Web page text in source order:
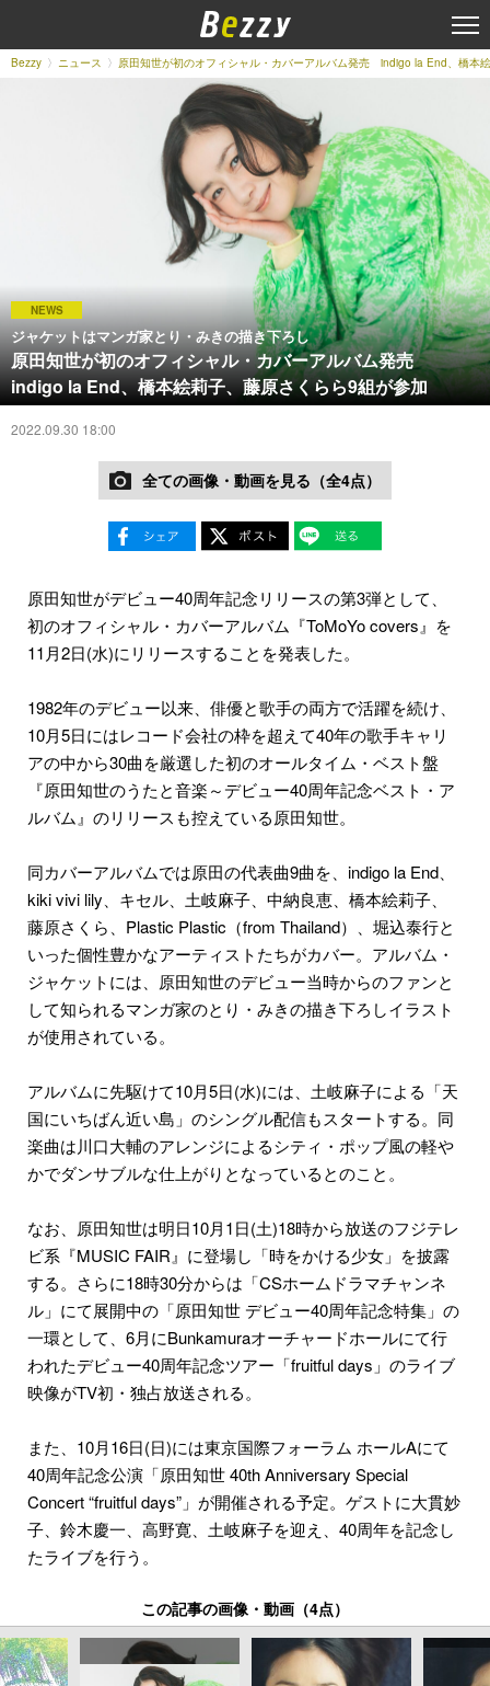
Bezzy ニュース 原田知世が初のオフィシャル・カバーアルバム発売 indigo la End、橋本
NEWS
ジャケットはマンガ家とり・みきの描き下ろし
原田知世が初のオフィシャル・カバーアルバム発売
indigo la End、橋本絵莉子、藤原さくらら9組が参加
2022.09.30 18:00
全ての画像・動画を見る（全4点）
原田知世がデビュー40周年記念リリースの第3弾として、
初のオフィシャル・カバーアルバム『ToMoYo covers』を
11月2日(水)にリリースすることを発表した。
1982年のデビュー以来、俳優と歌手の両方で活躍を続け、
10月5日にはレコード会社の枠を超えて40年の歌手キャリ
アの中から30曲を厳選した初のオールタイム・ベスト盤
『原田知世のうたと音楽～デビュー40周年記念ベスト・ア
ルバム』のリリースも控えている原田知世。
同カバーアルバムでは原田の代表曲9曲を、indigo la End、
kiki vivi lily、キセル、土岐麻子、中納良恵、橋本絵莉子、
藤原さくら、Plastic Plastic（from Thailand）、堀込泰行と
いった個性豊かなアーティストたちがカバー。アルバム・
ジャケットには、原田知世のデビュー当時からのファンと
して知られるマンガ家のとり・みきの描き下ろしイラスト
が使用されている。
アルバムに先駆けて10月5日(水)には、土岐麻子による「天
国にいちばん近い島」のシングル配信もスタートする。同
楽曲は川口大輔のアレンジによるシティ・ポップ風の軽や
かでダンサブルな仕上がりとなっているとのこと。
なお、原田知世は明日10月1日(土)18時から放送のフジテレ
ビ系『MUSIC FAIR』に登場し「時をかける少女」を披露
する。さらに18時30分からは「CSホームドラマチャンネ
ル」にて展開中の「原田知世 デビュー40周年記念特集」の
一環として、6月にBunkamuraオーチャードホールにて行
われたデビュー40周年記念ツアー「fruitful days」のライブ
映像がTV初・独占放送される。
また、10月16日(日)には東京国際フォーラム ホールAにて
40周年記念公演「原田知世 40th Anniversary Special
Concert “fruitful days”」が開催される予定。ゲストに大貫妙
子、鈴木慶一、高野寛、土岐麻子を迎え、40周年を記念し
たライブを行う。
この記事の画像・動画（4点）